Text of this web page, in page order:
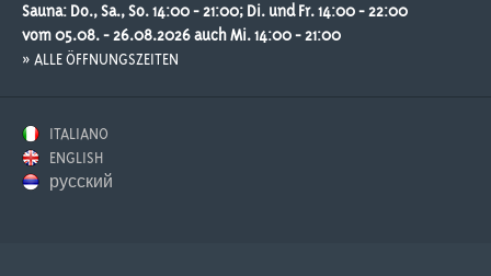
Sauna: Do., Sa., So. 14:00 - 21:00; Di. und Fr. 14:00 - 22:00
vom 05.08. - 26.08.2026 auch Mi. 14:00 - 21:00
» ALLE ÖFFNUNGSZEITEN
ITALIANO
ENGLISH
русский